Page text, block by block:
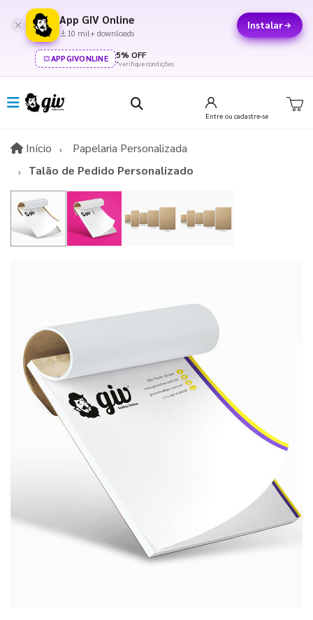
App GIV Online
10 mil+ downloads
Instalar
APPGIVONLINE 5% OFF
*verifique condições
Entre ou cadastre-se
Início InícioPapelaria Personalizada
Talão de Pedido Personalizado